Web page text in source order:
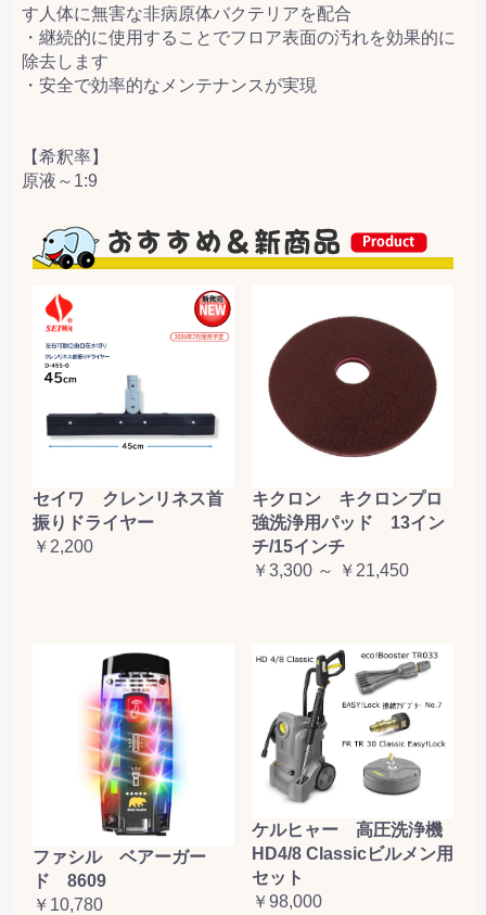
す人体に無害な非病原体バクテリアを配合
・継続的に使用することでフロア表面の汚れを効果的に
除去します
・安全で効率的なメンテナンスが実現
【希釈率】
原液～1:9
セイワ クレンリネス首
振りドライヤー
￥2,200
キクロン キクロンプロ
強洗浄用パッド 13イン
チ/15インチ
￥3,300 ～ ￥21,450
ファシル ベアーガー
ド 8609
￥10,780
ケルヒャー 高圧洗浄機
HD4/8 Classicビルメン用
セット
￥98,000